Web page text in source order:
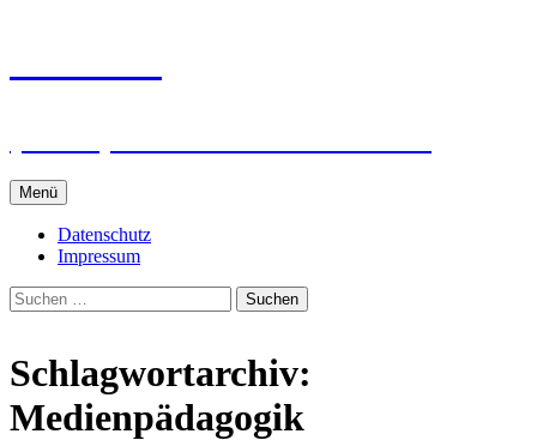
Menü
Datenschutz
Impressum
Suchen
nach:
Schlagwortarchiv:
Medienpädagogik